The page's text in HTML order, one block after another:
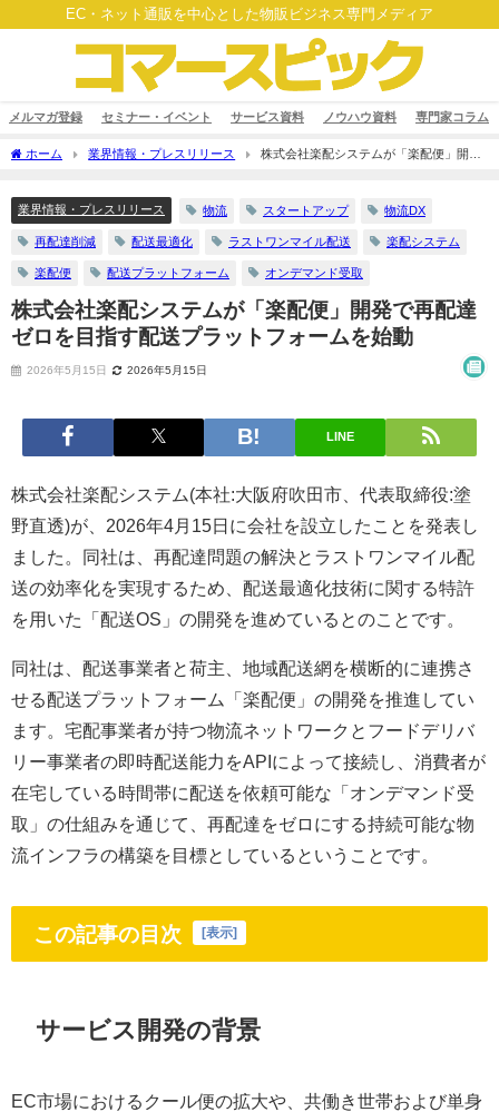
EC・ネット通販を中心とした物販ビジネス専門メディア
メルマガ登録 セミナー・イベント サービス資料 ノウハウ資料 専門家コラム
ホーム 業界情報・プレスリリース
株式会社楽配システムが「楽配便」開発
業界情報・プレスリリース 物流 スタートアップ 物流DX
再配達削減 配送最適化 ラストワンマイル配送 楽配システム
楽配便 配送プラットフォーム オンデマンド受取
株式会社楽配システムが「楽配便」開発で再配達
ゼロを目指す配送プラットフォームを始動
2026年5月15日 2026年5月15日
LINE
株式会社楽配システム(本社:大阪府吹田市、代表取締役:塗
野直透)が、2026年4月15日に会社を設立したことを発表し
ました。同社は、再配達問題の解決とラストワンマイル配
送の効率化を実現するため、配送最適化技術に関する特許
を用いた「配送OS」の開発を進めているとのことです。
同社は、配送事業者と荷主、地域配送網を横断的に連携さ
せる配送プラットフォーム「楽配便」の開発を推進してい
ます。宅配事業者が持つ物流ネットワークとフードデリバ
リー事業者の即時配送能力をAPIによって接続し、消費者が
在宅している時間帯に配送を依頼可能な「オンデマンド受
取」の仕組みを通じて、再配達をゼロにする持続可能な物
流インフラの構築を目標としているということです。
この記事の目次 [表示]
サービス開発の背景
EC市場におけるクール便の拡大や、共働き世帯および単身